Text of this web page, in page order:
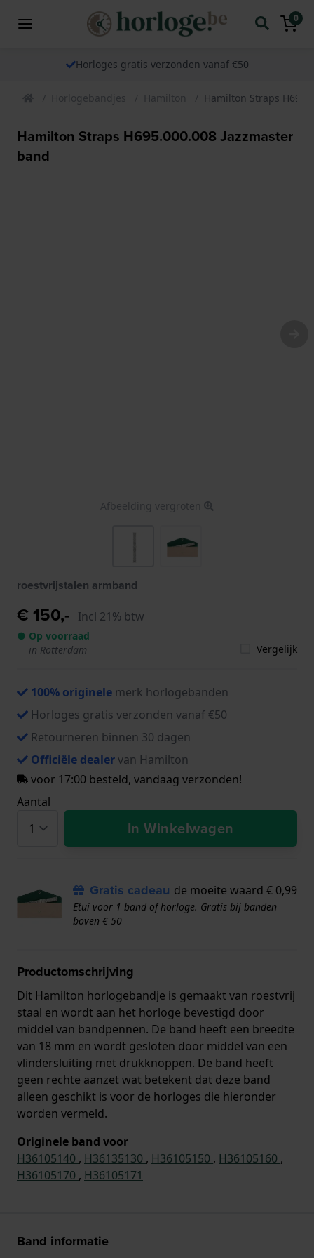
0
Horloges gratis verzonden vanaf €50
Horlogebandjes Hamilton Hamilton Straps
Hamilton Straps H695.000.008 Jazzmaster
band
Afbeelding vergroten
roestvrijstalen armband
€ 150,- Incl 21% btw
● Op voorraad
in Rotterdam
Vergelijk
100% originele merk horlogebanden
Horloges gratis verzonden vanaf €50
Retourneren binnen 30 dagen
Officiële dealervan Hamilton
voor 17:00 besteld, vandaag verzonden!
Aantal
In Winkelwagen
Gratis cadeau de moeite waard € 0,99
Etui voor 1 band of horloge. Gratis bij banden
boven € 50
Productomschrijving
Dit Hamilton horlogebandje is gemaakt van roestvrij
staal en wordt aan het horloge bevestigd door
middel van bandpennen. De band heeft een breedte
van 18 mm en wordt gesloten door middel van een
vlindersluiting met drukknoppen. De band heeft
geen rechte aanzet wat betekent dat deze band
alleen geschikt is voor de horloges die hieronder
worden vermeld.
Originele band voor
H36105140 , H36135130 , H36105150 , H36105160 ,
H36105170 , H36105171
Band informatie